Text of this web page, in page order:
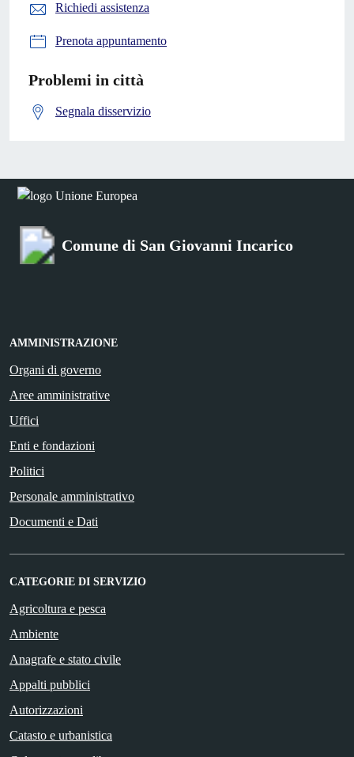
Richiedi assistenza
Prenota appuntamento
Problemi in città
Segnala disservizio
Comune di San Giovanni Incarico
AMMINISTRAZIONE
Organi di governo
Aree amministrative
Uffici
Enti e fondazioni
Politici
Personale amministrativo
Documenti e Dati
CATEGORIE DI SERVIZIO
Agricoltura e pesca
Ambiente
Anagrafe e stato civile
Appalti pubblici
Autorizzazioni
Catasto e urbanistica